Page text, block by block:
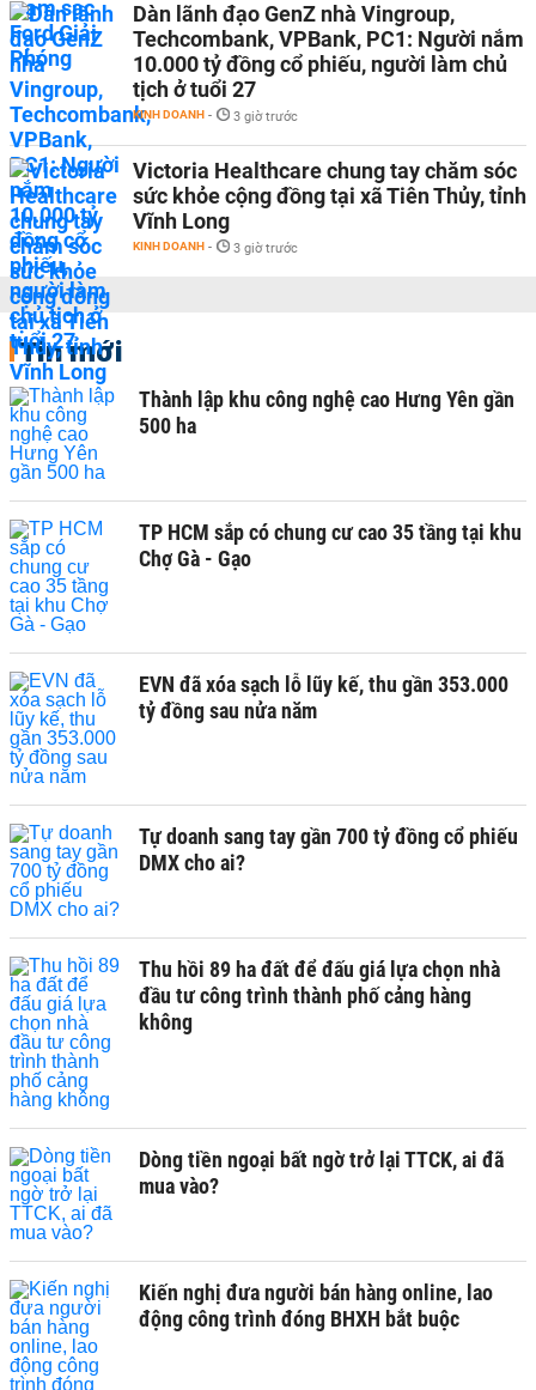
Dàn lãnh đạo GenZ nhà Vingroup,
Techcombank, VPBank, PC1: Người nắm
10.000 tỷ đồng cổ phiếu, người làm chủ
tịch ở tuổi 27
KINH DOANH - 3 giờ trước
Victoria Healthcare chung tay chăm sóc
sức khỏe cộng đồng tại xã Tiên Thủy, tỉnh
Vĩnh Long
KINH DOANH - 3 giờ trước
Tin mới
Thành lập khu công nghệ cao Hưng Yên gần
500 ha
TP HCM sắp có chung cư cao 35 tầng tại khu
Chợ Gà - Gạo
EVN đã xóa sạch lỗ lũy kế, thu gần 353.000
tỷ đồng sau nửa năm
Tự doanh sang tay gần 700 tỷ đồng cổ phiếu
DMX cho ai?
Thu hồi 89 ha đất để đấu giá lựa chọn nhà
đầu tư công trình thành phố cảng hàng
không
Dòng tiền ngoại bất ngờ trở lại TTCK, ai đã
mua vào?
Kiến nghị đưa người bán hàng online, lao
động công trình đóng BHXH bắt buộc